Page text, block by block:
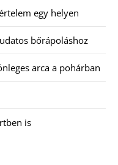
egy helyen
bőrápoláshoz
arca a pohárban
is